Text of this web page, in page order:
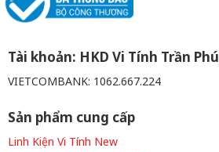
Tài khoản: HKD Vi Tính Trần Phú
VIETCOMBANK: 1062.667.224
Sản phẩm cung cấp
Linh Kiện Vi Tính New